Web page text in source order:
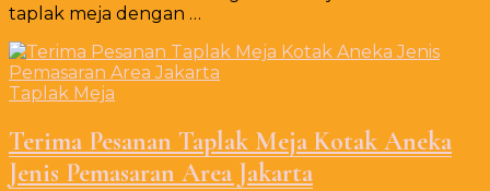
taplak meja dengan …
Taplak Meja
Terima Pesanan Taplak Meja Kotak Aneka
Jenis Pemasaran Area Jakarta